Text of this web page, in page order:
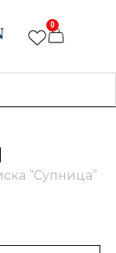
0
“Супница”